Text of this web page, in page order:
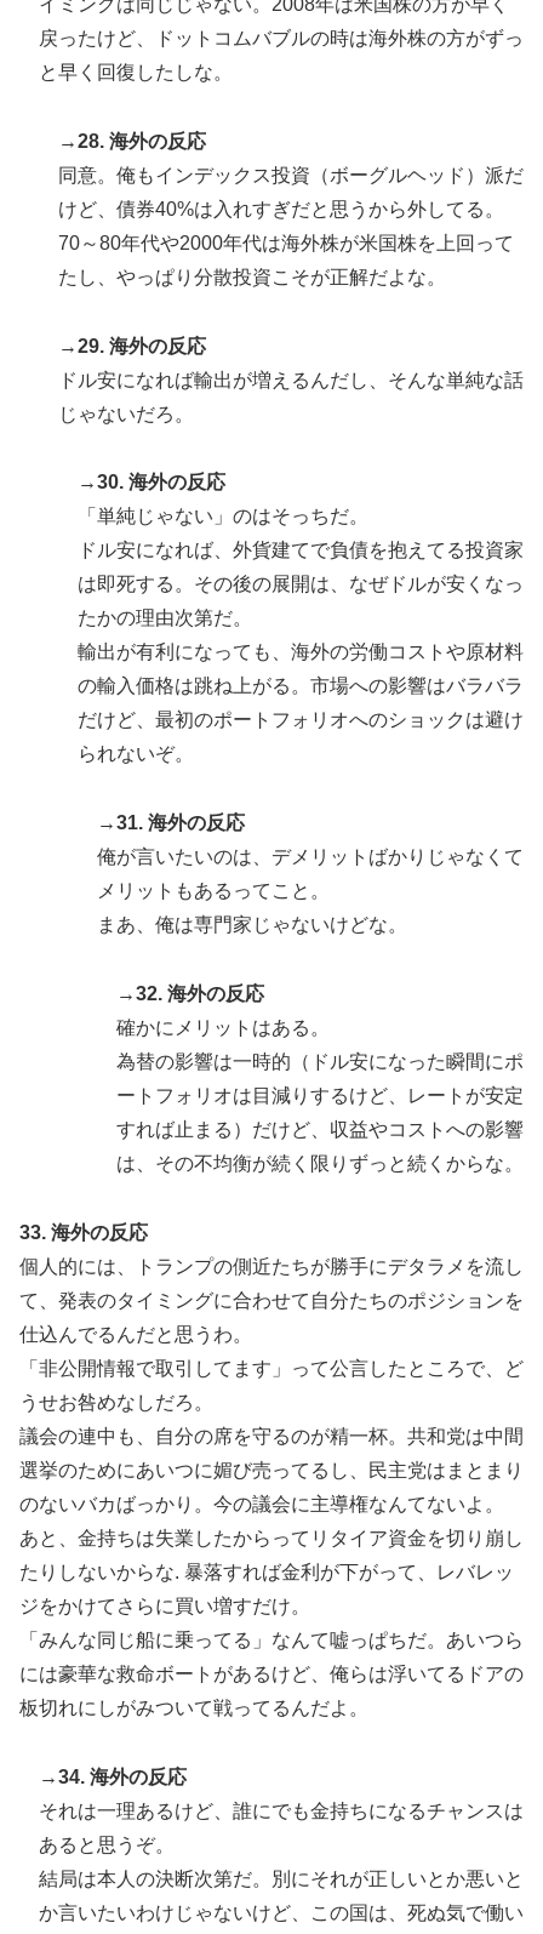
イミングは同じじゃない。2008年は米国株の方が早く
戻ったけど、ドットコムバブルの時は海外株の方がずっ
と早く回復したしな。
→28. 海外の反応
同意。俺もインデックス投資（ボーグルヘッド）派だ
けど、債券40%は入れすぎだと思うから外してる。
70～80年代や2000年代は海外株が米国株を上回って
たし、やっぱり分散投資こそが正解だよな。
→29. 海外の反応
ドル安になれば輸出が増えるんだし、そんな単純な話
じゃないだろ。
→30. 海外の反応
「単純じゃない」のはそっちだ。
ドル安になれば、外貨建てで負債を抱えてる投資家
は即死する。その後の展開は、なぜドルが安くなっ
たかの理由次第だ。
輸出が有利になっても、海外の労働コストや原材料
の輸入価格は跳ね上がる。市場への影響はバラバラ
だけど、最初のポートフォリオへのショックは避け
られないぞ。
→31. 海外の反応
俺が言いたいのは、デメリットばかりじゃなくて
メリットもあるってこと。
まあ、俺は専門家じゃないけどな。
→32. 海外の反応
確かにメリットはある。
為替の影響は一時的（ドル安になった瞬間にポ
ートフォリオは目減りするけど、レートが安定
すれば止まる）だけど、収益やコストへの影響
は、その不均衡が続く限りずっと続くからな。
33. 海外の反応
個人的には、トランプの側近たちが勝手にデタラメを流し
て、発表のタイミングに合わせて自分たちのポジションを
仕込んでるんだと思うわ。
「非公開情報で取引してます」って公言したところで、ど
うせお咎めなしだろ。
議会の連中も、自分の席を守るのが精一杯。共和党は中間
選挙のためにあいつに媚び売ってるし、民主党はまとまり
のないバカばっかり。今の議会に主導権なんてないよ。
あと、金持ちは失業したからってリタイア資金を切り崩し
たりしないからな. 暴落すれば金利が下がって、レバレッ
ジをかけてさらに買い増すだけ。
「みんな同じ船に乗ってる」なんて嘘っぱちだ。あいつら
には豪華な救命ボートがあるけど、俺らは浮いてるドアの
板切れにしがみついて戦ってるんだよ。
→34. 海外の反応
それは一理あるけど、誰にでも金持ちになるチャンスは
あると思うぞ。
結局は本人の決断次第だ。別にそれが正しいとか悪いと
か言いたいわけじゃないけど、この国は、死ぬ気で働い